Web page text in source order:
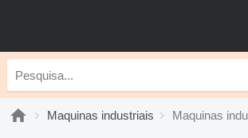
Maquinas industriais Maquinas